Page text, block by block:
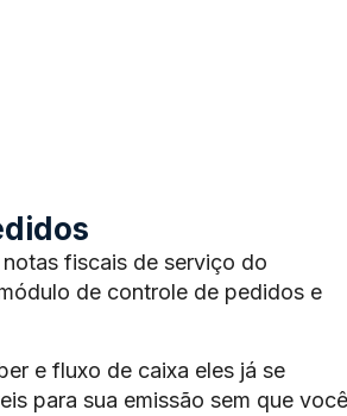
fiscais de serviço do
de controle de pedidos e
e fluxo de caixa eles já se
para sua emissão sem que você